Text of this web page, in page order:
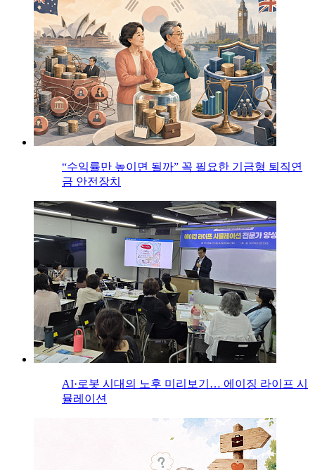
“수익률만 높이면 될까” 꼭 필요한 기금형 퇴직연
금 안전장치
AI·로봇 시대의 노후 미리보기… 에이징 라이프 시
뮬레이션